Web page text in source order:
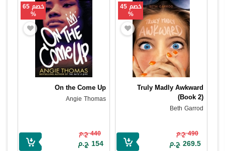
خصم 45
%
Truly Madly Awkward
(Book 2)
Beth Garrod
490 ج.م
269.5 ج.م
خصم 65
%
On the Come Up
Angie Thomas
440 ج.م
154 ج.م